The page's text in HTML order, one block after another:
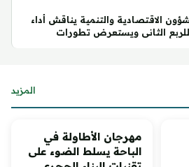
الاقتصادية والتنمية يناقش أداء
للربع الثاني ويستعرض تطورات
المزيد
مهرجان الأطاولة في
الباحة يسلط الضوء على